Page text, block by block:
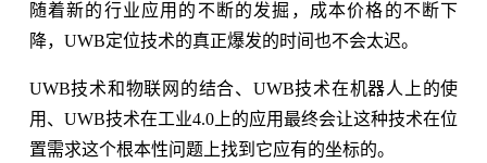
随着新的行业应用的不断的发掘，成本价格的不断下
降，UWB定位技术的真正爆发的时间也不会太迟。
UWB技术和物联网的结合、UWB技术在机器人上的使
用、UWB技术在工业4.0上的应用最终会让这种技术在位
置需求这个根本性问题上找到它应有的坐标的。